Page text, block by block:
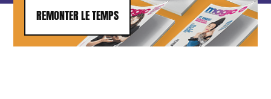
REMONTER LE TEMPS